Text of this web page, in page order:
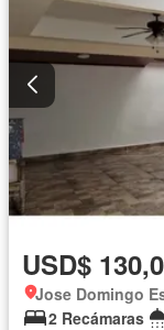
USD$
Jose Domingo
2 Recámaras